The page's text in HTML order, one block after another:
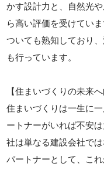
かす設計力と、自然光
ら高い評価を受けてい
ついても熟知しており
も行っています。
【住まいづくりの未来へ
住まいづくりは一生に
ートナーがいれば不安
社は単なる建設会社で
パートナーとして、こ